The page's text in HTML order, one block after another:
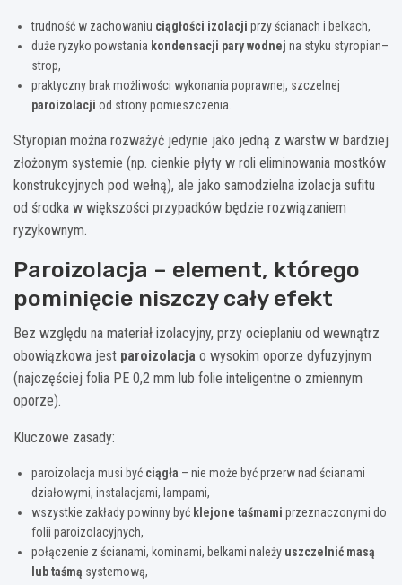
trudność w zachowaniu ciągłości izolacji przy ścianach i belkach,
duże ryzyko powstania kondensacji pary wodnej na styku styropian–
strop,
praktyczny brak możliwości wykonania poprawnej, szczelnej
paroizolacji od strony pomieszczenia.
Styropian można rozważyć jedynie jako jedną z warstw w bardziej
złożonym systemie (np. cienkie płyty w roli eliminowania mostków
konstrukcyjnych pod wełną), ale jako samodzielna izolacja sufitu
od środka w większości przypadków będzie rozwiązaniem
ryzykownym.
Paroizolacja – element, którego
pominięcie niszczy cały efekt
Bez względu na materiał izolacyjny, przy ocieplaniu od wewnątrz
obowiązkowa jest paroizolacja o wysokim oporze dyfuzyjnym
(najczęściej folia PE 0,2 mm lub folie inteligentne o zmiennym
oporze).
Kluczowe zasady:
paroizolacja musi być ciągła – nie może być przerw nad ścianami
działowymi, instalacjami, lampami,
wszystkie zakłady powinny być klejone taśmami przeznaczonymi do
folii paroizolacyjnych,
połączenie z ścianami, kominami, belkami należy uszczelnić masą
lub taśmą systemową,